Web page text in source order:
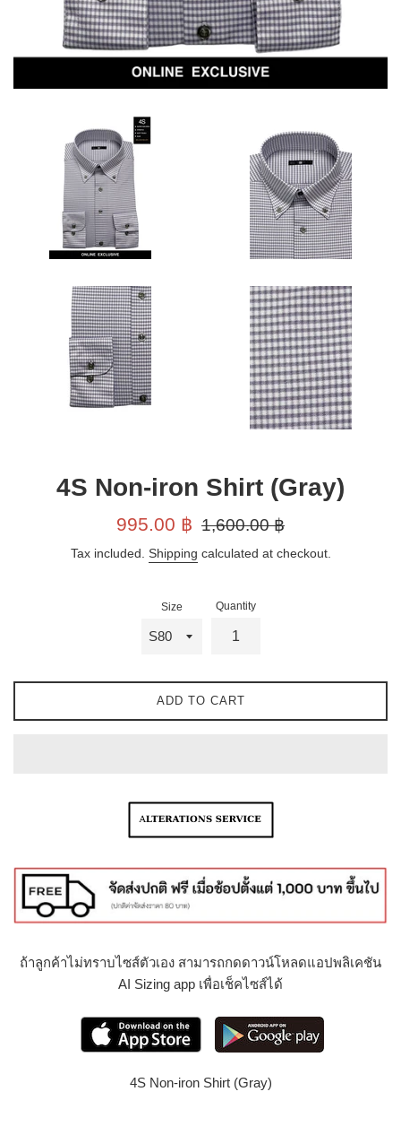
4S Non-iron Shirt (Gray)
Sale
995.00 ฿
Regular
1,600.00 ฿
Tax included. Shipping calculated at checkout.
Size Quantity
ADD TO CART
ถ้าลูกค้าไม่ทราบไซส์ตัวเอง สามารถกดดาวน์โหลดแอปพลิเคชัน
AI Sizing app เพื่อเช็คไซส์ได้
4S Non-iron Shirt (Gray)